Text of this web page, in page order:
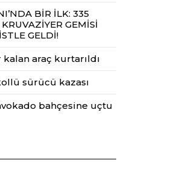
BİR İLK: 335
GEMİSİ
GELDİ!
araç kurtarıldı
sürücü kazası
bahçesine uçtu